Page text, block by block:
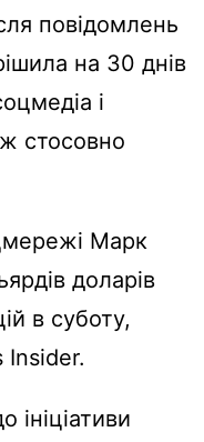
повідомлень
на 30 днів
і
стосовно
Марк
доларів
в суботу,
Insider.
ініціативи